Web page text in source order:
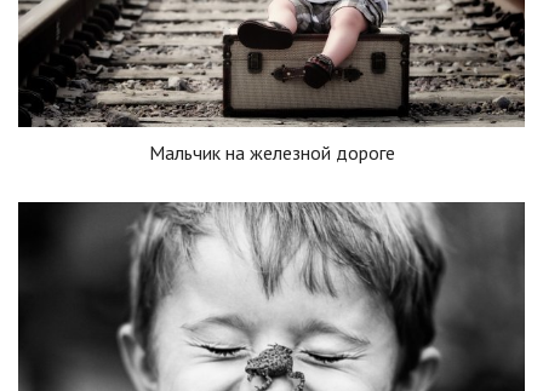
Мальчик на железной дороге